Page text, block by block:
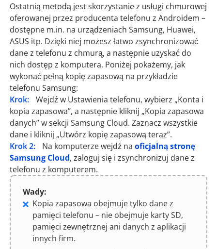
Ostatnią metodą jest skorzystanie z usługi chmurowej
oferowanej przez producenta telefonu z Androidem –
dostępne m.in. na urządzeniach Samsung, Huawei,
ASUS itp. Dzięki niej możesz łatwo zsynchronizować
dane z telefonu z chmurą, a następnie uzyskać do
nich dostęp z komputera. Poniżej pokażemy, jak
wykonać pełną kopię zapasową na przykładzie
telefonu Samsung:
Krok:
Wejdź w Ustawienia telefonu, wybierz „Konta i
kopia zapasowa”, a następnie kliknij „Kopia zapasowa
danych” w sekcji Samsung Cloud. Zaznacz wszystkie
dane i kliknij „Utwórz kopię zapasową teraz”.
Krok 2:
Na komputerze wejdź na oficjalną stronę
Samsung Cloud, zaloguj się i zsynchronizuj dane z
telefonu z komputerem.
Wady:
Kopia zapasowa obejmuje tylko dane z
pamięci telefonu – nie obejmuje karty SD,
pamięci zewnętrznej ani danych z aplikacji
innych firm.